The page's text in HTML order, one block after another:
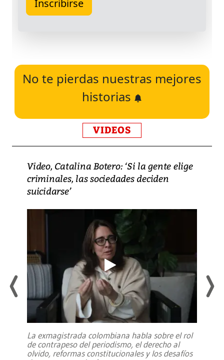
No te pierdas nuestras mejores
historias
VIDEOS
Video, Catalina Botero: ‘Si la gente elige
criminales, las sociedades deciden
suicidarse’
La exmagistrada colombiana habla sobre el rol
de contrapeso del periodismo, el derecho al
olvido, reformas constitucionales y los desafíos